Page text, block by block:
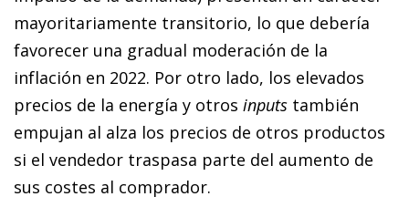
mayoritariamente transitorio, lo que debería
favorecer una gradual moderación de la
inflación en 2022. Por otro lado, los elevados
precios de la energía y otros inputs también
empujan al alza los precios de otros productos
si el vendedor traspasa parte del aumento de
sus costes al comprador.